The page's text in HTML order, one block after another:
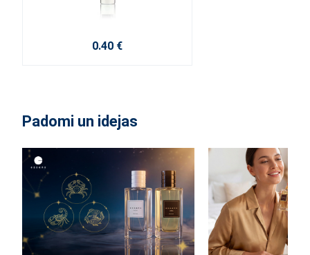
0.40 €
Padomi un idejas